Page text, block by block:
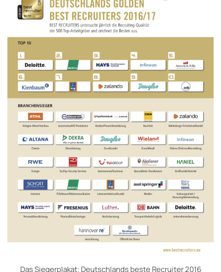
Das Siegerplakat: Deutschlands beste Recruiter 2016